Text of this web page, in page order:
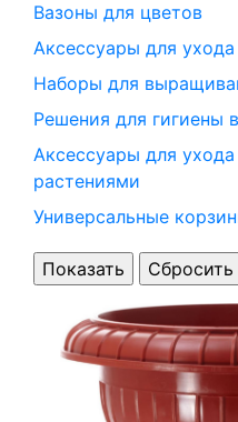
Вазоны для цветов
Аксессуары для
Наборы для
Решения для гигиены
Аксессуары для
растениями
Универсальные